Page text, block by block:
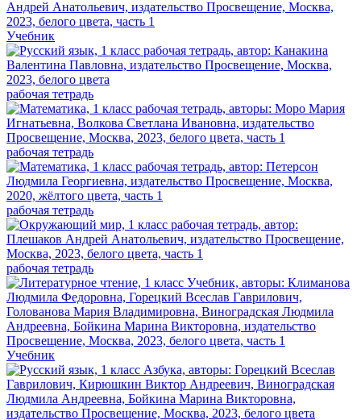
Учебник
рабочая тетрадь
рабочая тетрадь
рабочая тетрадь
рабочая тетрадь
Учебник